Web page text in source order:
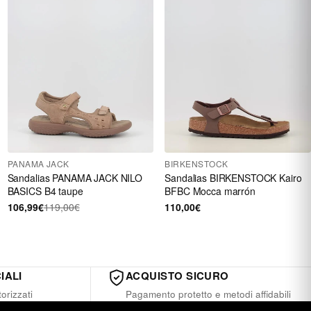
PANAMA JACK
Sandalias PANAMA JACK NILO
BASICS B4 taupe
106,99€119,00€
BIRKENSTOCK
Sandalias BIRKENSTOCK Kairo
BFBC Mocca marrón
110,00€
ACQUISTO SICURO
Pagamento protetto e metodi affidabili